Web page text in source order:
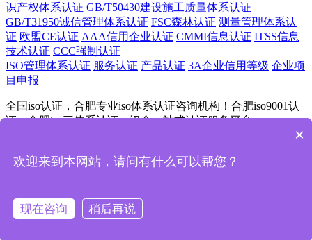
识产权体系认证 GB/T50430建设施工质量体系认证
GB/T31950诚信管理体系认证 FSC森林认证 测量管理体系认
证 欧盟CE认证 AAA信用企业认证 CMMI信息认证 ITSS信息
技术认证 CCC强制认证
ISO管理体系认证 服务认证 产品认证 3A企业信用等级 企业项
目申报
全国iso认证，合肥专业iso体系认证咨询机构！合肥iso9001认
证，合肥iso三体系认证，汉金一站式认证服务平台
皖ICP备2020019641-6号
联系电话
人工客服
×
欢迎来到本网站，请问有什么可以帮您？
现在咨询 稍后再说